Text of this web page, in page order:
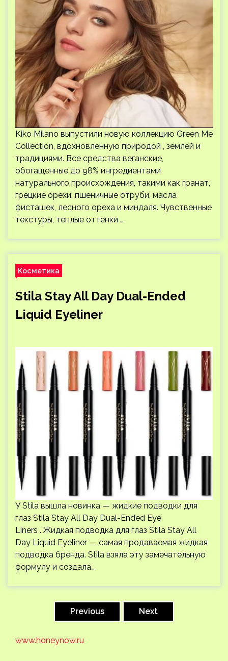
Kiko Milano выпустили новую коллекцию Green Me
Collection, вдохновленную природой , землей и
традициями. Все средства веганские,
обогащенные до 98% ингредиентами
натурального происхождения, такими как гранат,
грецкие орехи, пшеничные отруби, масла
фисташек, лесного ореха и миндаля. Чувственные
текстуры, теплые оттенки …
Косметика
Stila Stay All Day Dual-Ended
Liquid Eyeliner
У Stila вышла новинка — жидкие подводки для
глаз Stila Stay All Day Dual-Ended Eye
Liners . Жидкая подводка для глаз Stila Stay All
Day Liquid Eyeliner — самая продаваемая жидкая
подводка бренда. Stila взяла эту замечательную
формулу и создала…
Previous Next
www.honeynow.ru